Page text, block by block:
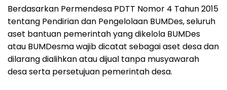
‎Berdasarkan Permendesa PDTT Nomor 4 Tahun 2015
tentang Pendirian dan Pengelolaan BUMDes, seluruh
aset bantuan pemerintah yang dikelola BUMDes
atau BUMDesma wajib dicatat sebagai aset desa dan
dilarang dialihkan atau dijual tanpa musyawarah
desa serta persetujuan pemerintah desa.